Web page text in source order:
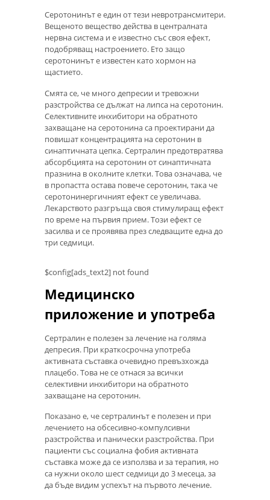
Серотонинът е един от тези невротрансмитери.
Вещеното вещество действа в централната
нервна система и е известно със своя ефект,
подобряващ настроението. Ето защо
серотонинът е известен като хормон на
щастието.
Смята се, че много депресии и тревожни
разстройства се дължат на липса на серотонин.
Селективните инхибитори на обратното
захващане на серотонина са проектирани да
повишат концентрацията на серотонин в
синаптичната цепка. Сертралин предотвратява
абсорбцията на серотонин от синаптичната
празнина в околните клетки. Това означава, че
в пропастта остава повече серотонин, така че
серотонинергичният ефект се увеличава.
Лекарството разгръща своя стимулиращ ефект
по време на първия прием. Този ефект се
засилва и се проявява през следващите една до
три седмици.
$config[ads_text2] not found
Медицинско
приложение и употреба
Сертралин е полезен за лечение на голяма
депресия. При краткосрочна употреба
активната съставка очевидно превъзхожда
плацебо. Това не се отнася за всички
селективни инхибитори на обратното
захващане на серотонин.
Показано е, че сертралинът е полезен и при
лечението на обсесивно-компулсивни
разстройства и панически разстройства. При
пациенти със социална фобия активната
съставка може да се използва и за терапия, но
са нужни около шест седмици до 3 месеца, за
да бъде видим успехът на първото лечение.